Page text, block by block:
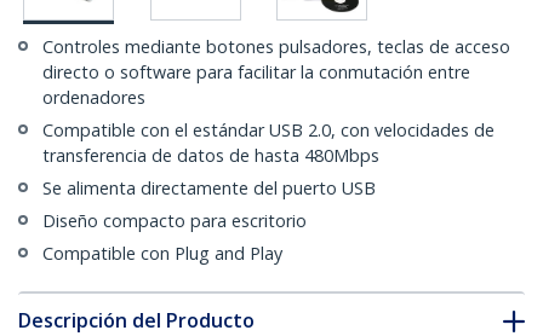
Controles mediante botones pulsadores, teclas de acceso
directo o software para facilitar la conmutación entre
ordenadores
Compatible con el estándar USB 2.0, con velocidades de
transferencia de datos de hasta 480Mbps
Se alimenta directamente del puerto USB
Diseño compacto para escritorio
Compatible con Plug and Play
Descripción del Producto